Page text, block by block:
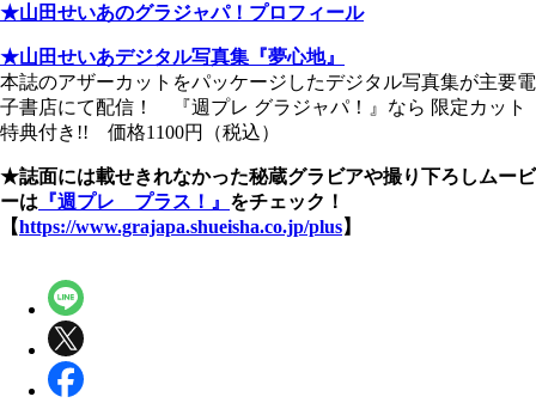
★山田せいあのグラジャパ！プロフィール
★山田せいあデジタル写真集『夢心地』
本誌のアザーカットをパッケージしたデジタル写真集が主要電
子書店にて配信！ 『週プレ グラジャパ！』なら 限定カット
特典付き!! 価格1100円（税込）
★誌面には載せきれなかった秘蔵グラビアや撮り下ろしムービ
ーは 『週プレ プラス！』 をチェック！
【https://www.grajapa.shueisha.co.jp/plus】